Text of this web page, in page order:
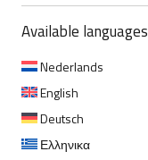
Available languages
Nederlands
English
Deutsch
Ελληνικα